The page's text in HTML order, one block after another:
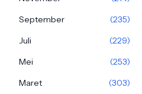
September
(235)
Juli
(229)
Mei
(253)
Maret
(303)